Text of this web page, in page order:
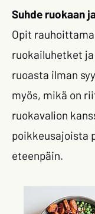
Suhde ruokaan
Opit
ruokailuhetket
ruoasta ilman
myös, mikä on
ruokavalion
poikkeusajoista
eteenpäin.